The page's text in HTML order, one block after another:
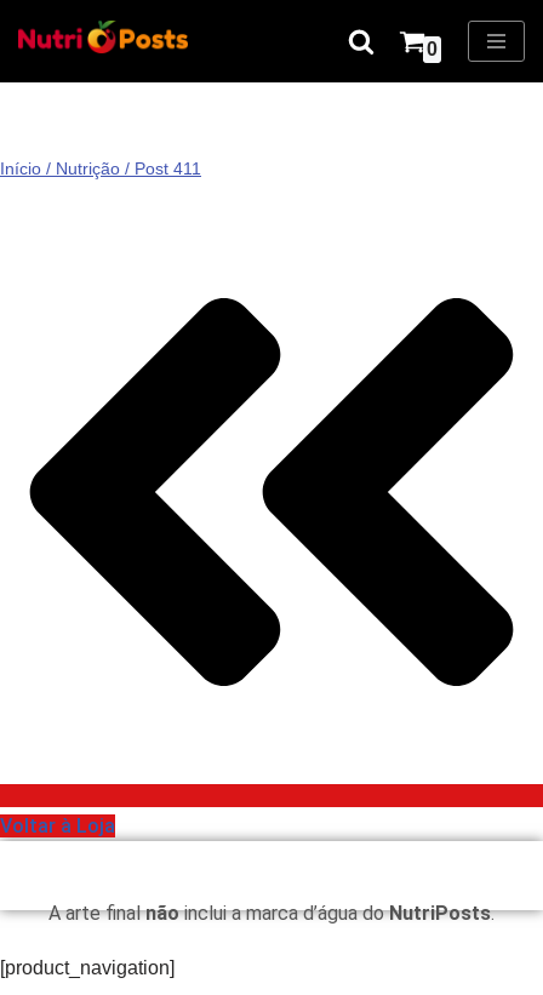
0
Início / Nutrição / Post 411
Voltar à Loja
A arte finalnãoinclui a marca d’água doNutriPosts.
[product_navigation]